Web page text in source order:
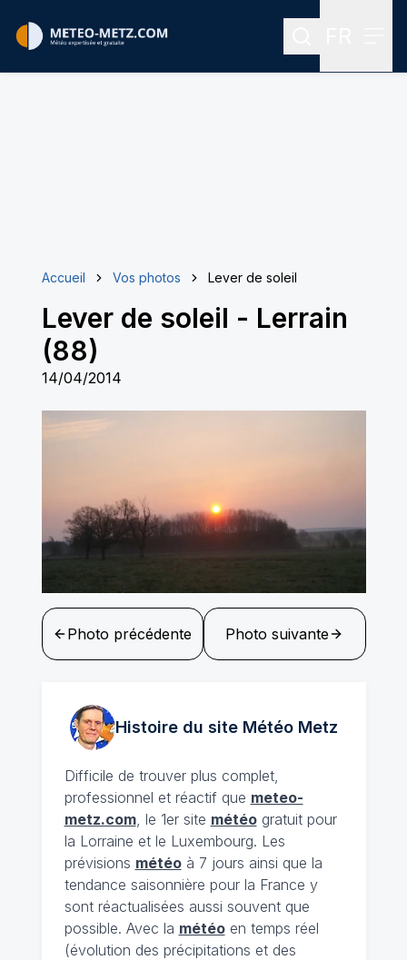
Rechercher
Accueil Vos photos Lever de soleil
Lever de soleil - Lerrain
(88)
14/04/2014
Photo précédente Photo suivante
Histoire du site MétéoMetz
Difficile de trouver plus complet,
professionnel et réactif que meteo-
metz.com, le 1er site météogratuit pour
la Lorraine et le Luxembourg. Les
prévisions météoà 7 jours ainsi que la
tendance saisonnière pour la France y
sont réactualisées aussi souvent que
possible. Avec la météoen temps réel
(évolution des précipitations et des